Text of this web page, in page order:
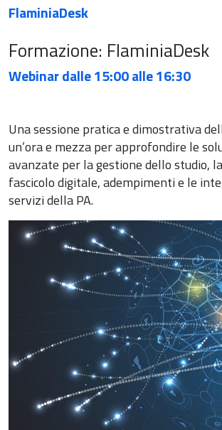
FlaminiaDesk
Formazione: FlaminiaDesk
Webinar dalle 15:00 alle 16:30
Una sessione pratica e dimostrativa
un’ora e mezza per approfondire le
avanzate per la gestione dello studio,
fascicolo digitale, adempimenti e le
servizi della PA.